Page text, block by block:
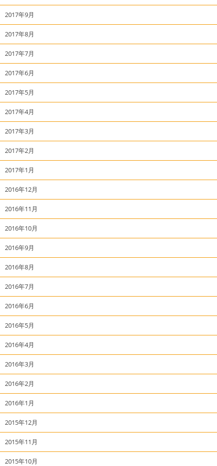
2017年9月
2017年8月
2017年7月
2017年6月
2017年5月
2017年4月
2017年3月
2017年2月
2017年1月
2016年12月
2016年11月
2016年10月
2016年9月
2016年8月
2016年7月
2016年6月
2016年5月
2016年4月
2016年3月
2016年2月
2016年1月
2015年12月
2015年11月
2015年10月